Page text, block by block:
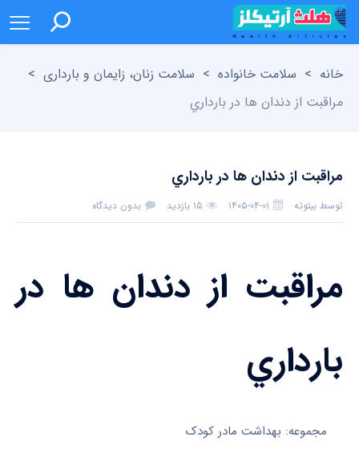
خانه > سلامت خانواده > سلامت زنان، زایمان و بارداری >
مراقبت از دندان‌ ها در بارداري
مراقبت از دندان‌ ها در بارداري
توسط بیتوته ۱۴۰۵-۰۴-۰۱ ۱۵ بازدید بدون دیدگاه
مراقبت از دندان‌ ها در
بارداري
مجموعه: بهداشت مادر کودک